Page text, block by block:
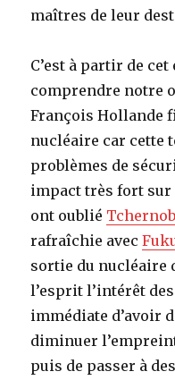
maîtres de leur
C’est à partir de
comprendre notre
François Hollande
nucléaire car cette
problèmes de
impact très fort sur
ont oublié
rafraîchie avec
sortie du nucléaire
l’esprit l’intérêt
immédiate d’avoir
diminuer
puis de passer à